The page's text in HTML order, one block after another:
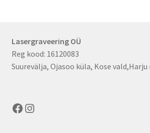
Lasergraveering OÜ
Reg kood: 16120083
Suurevälja, Ojasoo küla, Kose vald,Harju
Facebook
Instagram